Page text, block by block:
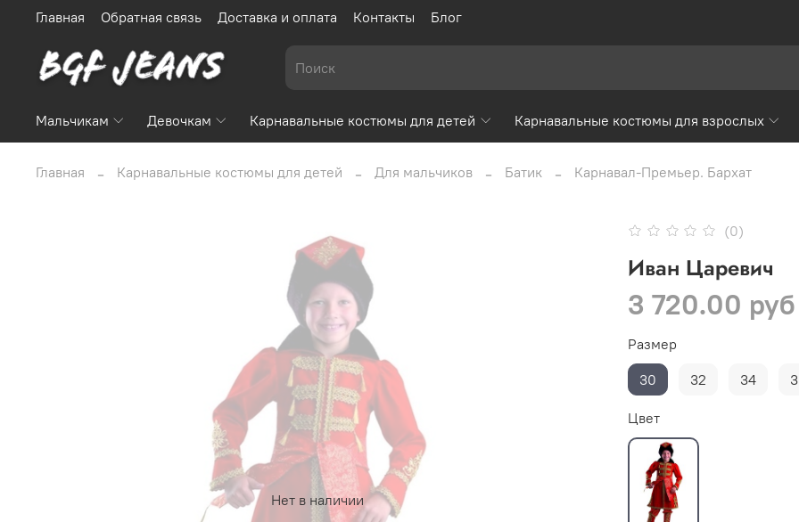
Главная Обратная связь Доставка и оплата Контакты Блог
Мальчикам Девочкам Карнавальные костюмы для детей Карнавальные костюмы для взрослых
Главная Карнавальные костюмы для детей Для мальчиков Батик Карнавал-Премьер. Бархат
Нет в наличии
(0)
Иван Царевич
3 720.00 руб
Размер
30
32 34
Цвет